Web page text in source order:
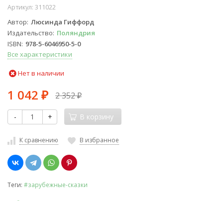
Артикул: 311022
Автор Люсинда Гиффорд
Издательство Поляндрия
ISBN 978-5-6046950-5-0
Все характеристики
Нет в наличии
1 042 ₽ 2 352₽
- + В корзину
К сравнению В избранное
Теги: #зарубежные-сказки